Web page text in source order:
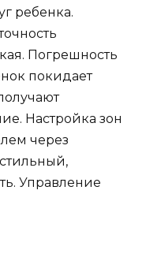
ребенка.
Погрешность
покидает
Настройка зон
через
Управление